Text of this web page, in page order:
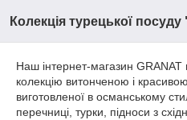
Колекція турецької посуду
Наш інтернет-магазин GRANAT
колекцію витонченою і
виготовленої в османському
перечниці, турки, підноси з